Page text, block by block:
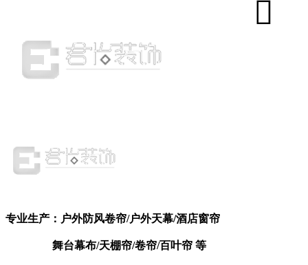
专业生产：户外防风卷帘/户外天幕/酒店窗帘
舞台幕布/天棚帘/卷帘/百叶帘 等